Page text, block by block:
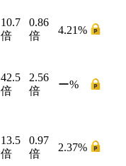
10.7
倍
0.86
倍
4.21%
42.5
倍
2.56
倍
ー%
13.5
倍
0.97
倍
2.37%